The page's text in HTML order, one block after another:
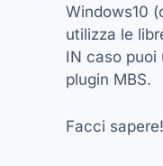
Windows10
utilizza le
IN caso puoi
plugin MBS.
Facci sapere!